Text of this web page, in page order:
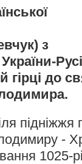
з
до
підніжжя
-
1025-